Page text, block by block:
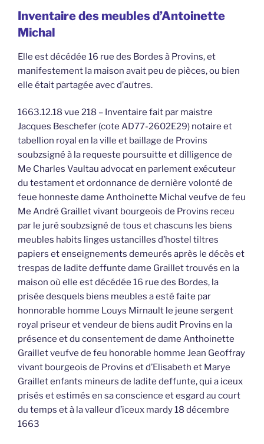
Inventaire des meubles d’Antoinette
Michal
Elle est décédée 16 rue des Bordes à Provins, et
manifestement la maison avait peu de pièces, ou bien
elle était partagée avec d’autres.
1663.12.18 vue 218 – Inventaire fait par maistre
Jacques Beschefer (cote AD77-2602E29) notaire et
tabellion royal en la ville et baillage de Provins
soubzsigné à la requeste poursuitte et dilligence de
Me Charles Vaultau advocat en parlement exécuteur
du testament et ordonnance de dernière volonté de
feue honneste dame Anthoinette Michal veufve de feu
Me André Graillet vivant bourgeois de Provins receu
par le juré soubzsigné de tous et chascuns les biens
meubles habits linges ustancilles d’hostel tiltres
papiers et enseignements demeurés après le décès et
trespas de ladite deffunte dame Graillet trouvés en la
maison où elle est décédée 16 rue des Bordes, la
prisée desquels biens meubles a esté faite par
honnorable homme Louys Mirnault le jeune sergent
royal priseur et vendeur de biens audit Provins en la
présence et du consentement de dame Anthoinette
Graillet veufve de feu honorable homme Jean Geoffray
vivant bourgeois de Provins et d’Elisabeth et Marye
Graillet enfants mineurs de ladite deffunte, qui a iceux
prisés et estimés en sa conscience et esgard au court
du temps et à la valleur d’iceux mardy 18 décembre
1663